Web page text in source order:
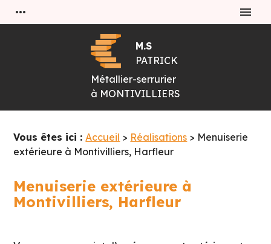
more_horiz menu
M.S
PATRICK
Métallier-serrurier
à MONTIVILLIERS
Vous êtes ici :Accueil > Réalisations > Menuiserie
extérieure à Montivilliers, Harfleur
Menuiserie extérieure à
Montivilliers, Harfleur